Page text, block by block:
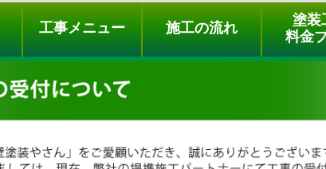
料金プラン 無料点検
工事メニュー 施工の流れ
塗装
料金